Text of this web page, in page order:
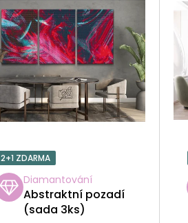
2+1 ZDARMA
Diamantování
Abstraktní pozadí
(sada 3ks)